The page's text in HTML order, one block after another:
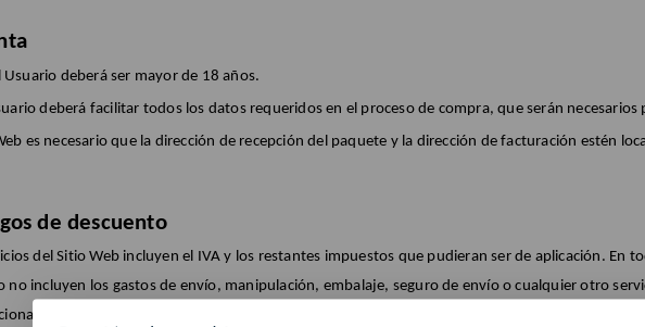
deberá ser mayor de 18 años.
deberá facilitar todos los datos requeridos en el proceso de compra, que serán
es necesario que la dirección de recepción del paquete y la dirección de facturación estén
de descuento
del Sitio Web incluyen el IVA y los restantes impuestos que pudieran ser de aplicación. En
no incluyen los gastos de envío, manipulación, embalaje, seguro de envío o cualquier otro
que sean de aplicación serán comunicados al Usuario antes de formalizar la compra.